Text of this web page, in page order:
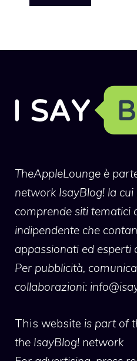
TheAppleLounge è
network IsayBlog! la
comprende siti tematici
indipendente che
appassionati ed esperti
Per pubblicità,
collaborazioni:
This website is part of
the IsayBlog! network